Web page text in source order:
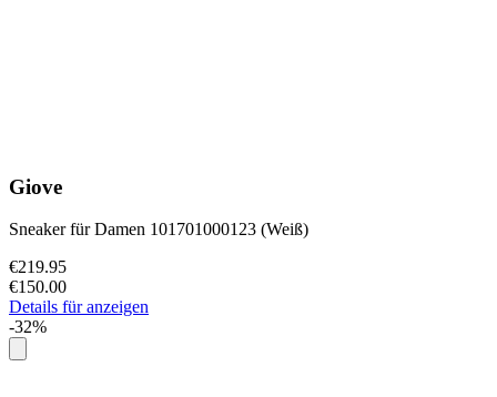
Giove
Sneaker für Damen 101701000123 (Weiß)
€219.95
€150.00
Details für anzeigen
-32%